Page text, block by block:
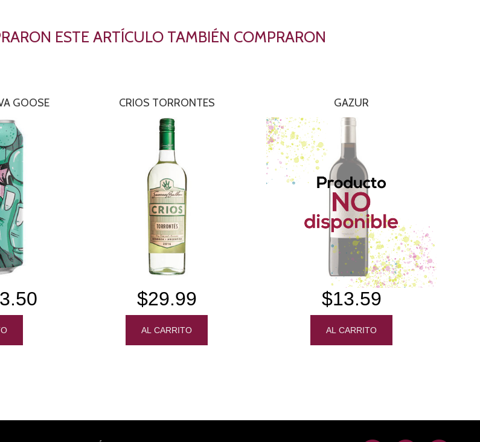
ESTE ARTÍCULO TAMBIÉN COMPRARON
GOOSE CRIOS TORRONTES
$29.99
GAZUR
$13.59